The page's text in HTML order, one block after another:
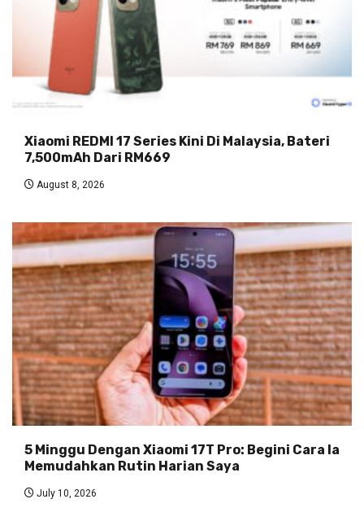
Xiaomi REDMI 17 Series Kini Di Malaysia, Bateri
7,500mAh Dari RM669
August 8, 2026
5 Minggu Dengan Xiaomi 17T Pro: Begini Cara Ia
Memudahkan Rutin Harian Saya
July 10, 2026